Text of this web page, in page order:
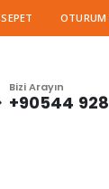
SEPET OTURUM
Bizi Arayın
+90544